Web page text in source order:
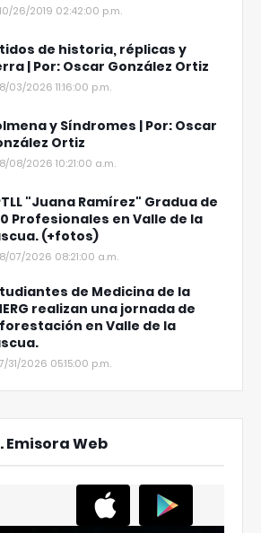
10/26/2019 02:42:00 p.m.
de historia, réplicas y
| Por: Oscar González Ortiz
8/03/2026 11:16:00 p.m.
y Síndromes | Por: Oscar
Ortiz
8/08/2026 10:21:00 a.m.
"Juana Ramírez" Gradua de
Profesionales en Valle de la
(+fotos)
8/07/2026 08:21:00 a.m.
de Medicina de la
realizan una jornada de
en Valle de la
7/31/2026 05:15:00 p.m.
Emisora Web